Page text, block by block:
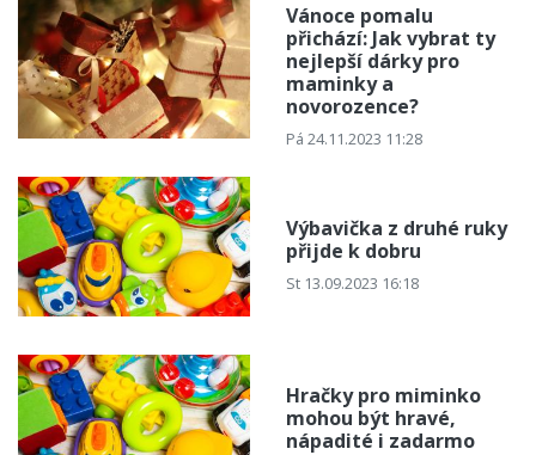
Vánoce pomalu
přichází: Jak vybrat ty
nejlepší dárky pro
maminky a
novorozence?
Pá 24.11.2023 11:28
Výbavička z druhé ruky
přijde k dobru
St 13.09.2023 16:18
Hračky pro miminko
mohou být hravé,
nápadité i zadarmo